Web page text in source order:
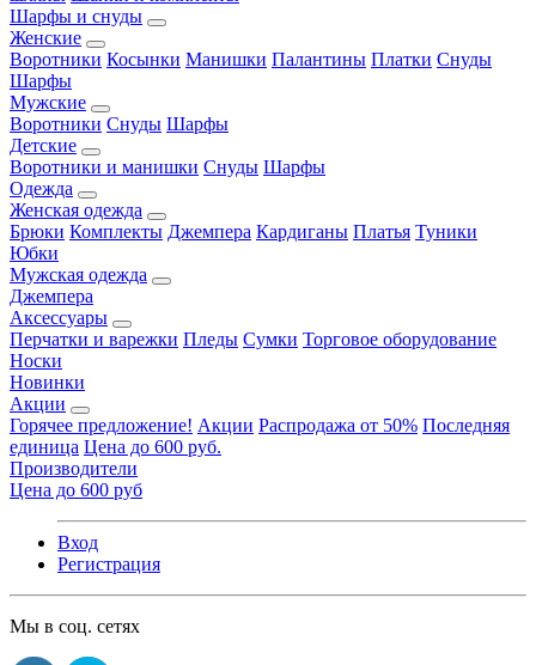
Шарфы и снуды
Женские
Воротники Косынки Манишки Палантины Платки Снуды
Шарфы
Мужские
Воротники Снуды Шарфы
Детские
Воротники и манишки Снуды Шарфы
Одежда
Женская одежда
Брюки Комплекты Джемпера Кардиганы Платья Туники
Юбки
Мужская одежда
Джемпера
Аксессуары
Перчатки и варежки Пледы Сумки Торговое оборудование
Носки
Новинки
Акции
Горячее предложение! Акции Распродажа от 50% Последняя
единица Цена до 600 руб.
Производители
Цена до 600 руб
Вход
Регистрация
Мы в соц. сетях